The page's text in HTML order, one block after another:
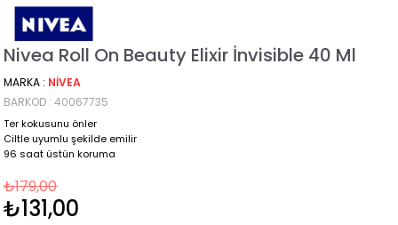
Nivea Roll On Beauty Elixir İnvisible 40 Ml
MARKA : NIVEA
BARKOD : 40067735
Ter kokusunu önler
Ciltle uyumlu şekilde emilir
96 saat üstün koruma
₺179,00
₺131,00